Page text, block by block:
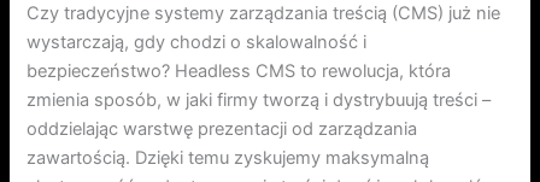
Czy tradycyjne systemy zarządzania treścią (CMS) już nie
wystarczają, gdy chodzi o skalowalność i
bezpieczeństwo? Headless CMS to rewolucja, która
zmienia sposób, w jaki firmy tworzą i dystrybuują treści –
oddzielając warstwę prezentacji od zarządzania
zawartością. Dzięki temu zyskujemy maksymalną